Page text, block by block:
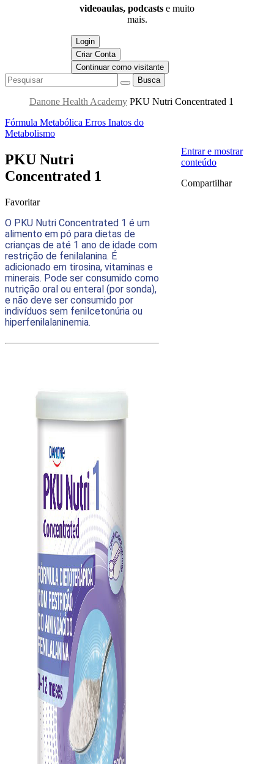
videoaulas, podcasts e muito
mais.
Login
Criar Conta
Continuar como visitante
Busca
Danone Health Academy PKU Nutri Concentrated 1
Fórmula Metabólica Erros Inatos do
Metabolismo
PKU Nutri
Concentrated 1
Favoritar
O PKU Nutri Concentrated 1 é um
alimento em pó para dietas de
crianças de até 1 ano de idade com
restrição de fenilalanina. É
adicionado em tirosina, vitaminas e
minerais. Pode ser consumido como
nutrição oral ou enteral (por sonda),
e não deve ser consumido por
indivíduos sem fenilcetonúria ou
hiperfenilalaninemia.
Entrar e mostrar
conteúdo
Compartilhar